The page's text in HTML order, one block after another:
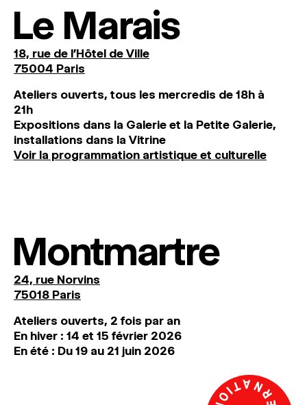
Le Marais
18, rue de l'Hôtel de Ville
75004 Paris
Ateliers ouverts, tous les mercredis de 18h à
21h
Expositions dans la Galerie et la Petite Galerie,
installations dans la Vitrine
Voir la programmation artistique et culturelle
Montmartre
24, rue Norvins
75018 Paris
Ateliers ouverts, 2 fois par an
En hiver : 14 et 15 février 2026
En été : Du 19 au 21 juin 2026